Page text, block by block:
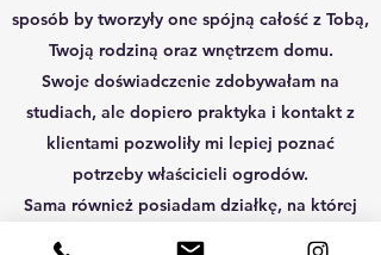
sposób by tworzyły one spójną całość z Tobą,
Twoją rodziną oraz wnętrzem domu.
Swoje doświadczenie zdobywałam na
studiach, ale dopiero praktyka i kontakt z
klientami pozwoliły mi lepiej poznać
potrzeby właścicieli ogrodów.
Sama również posiadam działkę, na której
uprawiam warzywa, krzewy owocowe oraz